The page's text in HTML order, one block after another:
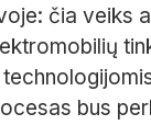
čia veiks
bus